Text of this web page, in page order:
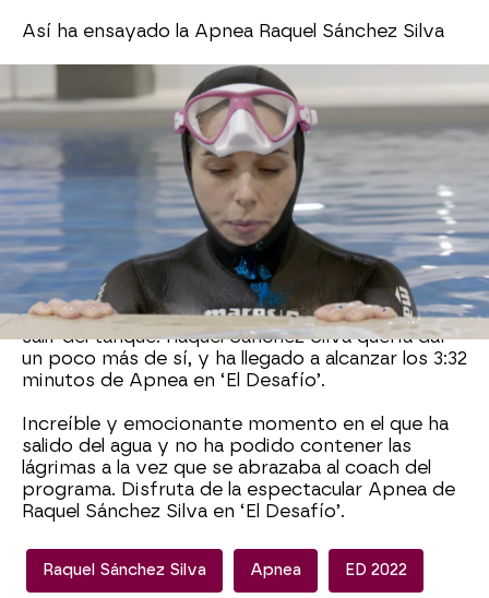
Así ha ensayado la Apnea Raquel Sánchez Silva
Con todo el plató en silencio,Raquel Sánchez
se sumergía en el tanque de la Apnea. La
concursante de ‘El Desafío’ ha demostrado una
increíble capacidad de superación y la calma
imprescindible para mantener su cuerpo en
estado de relajación bajo el agua.
Juandi le iba cantando los tiempos de la Apnea a
la vez que la iba animando. Cuando el tiempo ha
superado los tres minutos el coach de ‘El
Desafío’ iba preparando a la concursante para
salir del tanque. Raquel Sánchez Silva quería dar
un poco más de sí, y ha llegado a alcanzar los 3:32
minutos de Apnea en ‘El Desafío’.
Increíble y emocionante momento en el que ha
salido del agua y no ha podido contener las
lágrimas a la vez que se abrazaba al coach del
programa. Disfruta de la espectacular Apnea de
Raquel Sánchez Silva en ‘El Desafío’.
Raquel Sánchez Silva Apnea ED 2022